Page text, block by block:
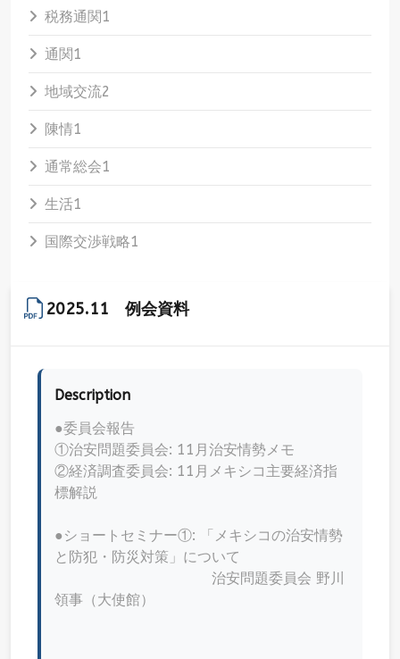
税務通関1
通関1
地域交流2
陳情1
通常総会1
生活1
国際交渉戦略1
2025.11 例会資料
Description
●委員会報告
①治安問題委員会: 11月治安情勢メモ
②経済調査委員会: 11月メキシコ主要経済指
標解説
●ショートセミナー①: 「メキシコの治安情勢
と防犯・防災対策」について
治安問題委員会 野川
領事（大使館）